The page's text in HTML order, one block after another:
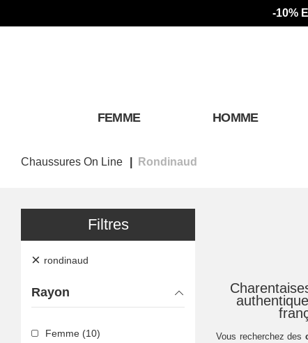
-10%
FEMME HOMME
Chaussures On Line Rondinaud
Filtres
× rondinaud
Rayon
Femme (10)
Vous recherchez des